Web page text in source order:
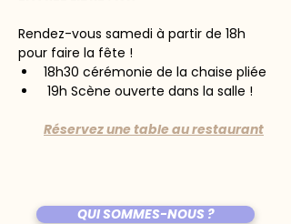
Rendez-vous samedi à partir de 18h
pour faire la fête !
18h30 cérémonie de la chaise pliée
19h Scène ouverte dans la salle !
Réservez une table au restaurant
QUI SOMMES-NOUS ?